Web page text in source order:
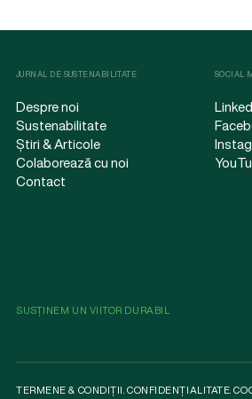
JURNAL DE SUSTENABILITATE
Despre noi
Sustenabilitate
Știri & Articole
Colaborează cu noi
Contact
SOCIAL
SUSȚINEM UN VIITOR DURABIL
TERMENE & CONDIȚII.CONFIDENȚIALITATE.